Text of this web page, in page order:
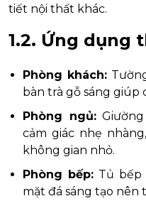
tiết nội thất khác.
1.2. Ứng dụng
Phòng khách:
bàn trà gỗ sáng
Phòng ngủ:
cảm giác nhẹ
không gian nhỏ.
Phòng bếp: Tủ bếp
mặt đá sáng tạo nên